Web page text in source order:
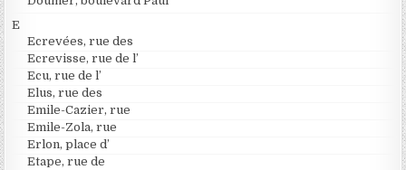
E
Ecrevées, rue des
Ecrevisse, rue de l’
Ecu, rue de l’
Elus, rue des
Emile-Cazier, rue
Emile-Zola, rue
Erlon, place d’
Etape, rue de